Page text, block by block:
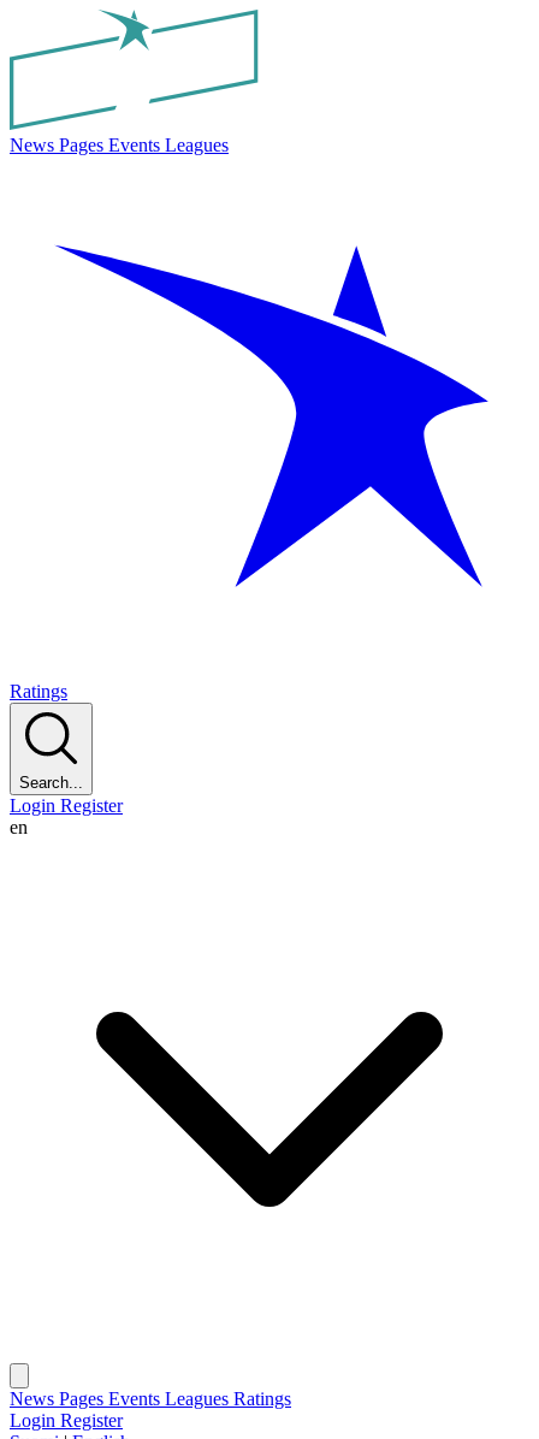
News Pages Events Leagues
Ratings
Search...
Login Register
en
News Pages Events Leagues Ratings
Login Register